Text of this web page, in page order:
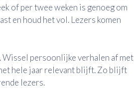
of per twee weken is genoeg om
en houd het vol. Lezers komen
persoonlijke verhalen af met
hele jaar relevant blijft. Zo blijft
lezers.